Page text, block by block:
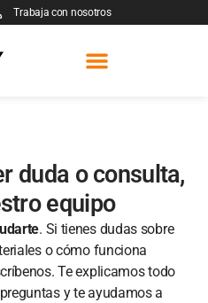
Trabaja con nosotros
duda o consulta,
equipo
. Si tienes dudas sobre
o cómo funciona
Te explicamos todo
y te ayudamos a